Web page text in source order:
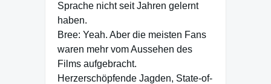
Sprache nicht seit Jahren gelernt
haben.
Bree: Yeah. Aber die meisten Fans
waren mehr vom Aussehen des
Films aufgebracht.
Herzerschöpfende Jagden, State-of-